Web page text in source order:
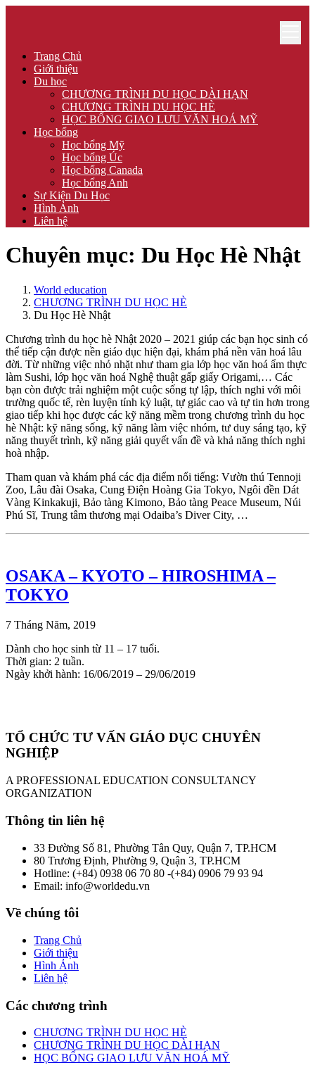
Trang Chủ
Giới thiệu
Du học
CHƯƠNG TRÌNH DU HỌC DÀI HẠN
CHƯƠNG TRÌNH DU HỌC HÈ
HỌC BỔNG GIAO LƯU VĂN HOÁ MỸ
Học bổng
Học bổng Mỹ
Học bổng Úc
Học bổng Canada
Học bổng Anh
Sự Kiện Du Học
Hình Ảnh
Liên hệ
Chuyên mục: Du Học Hè Nhật
World education
CHƯƠNG TRÌNH DU HỌC HÈ
Du Học Hè Nhật
Chương trình du học hè Nhật 2020 – 2021 giúp các bạn học sinh có
thể tiếp cận được nền giáo dục hiện đại, khám phá nền văn hoá lâu
đời. Từ những việc nhỏ nhặt như tham gia lớp học văn hoá ẩm thực
làm Sushi, lớp học văn hoá Nghệ thuật gấp giấy Origami,… Các
bạn còn được trải nghiệm một cuộc sống tự lập, thích nghi với môi
trường quốc tế, rèn luyện tính kỷ luật, tự giác cao và tự tin hơn trong
giao tiếp khi học được các kỹ năng mềm trong chương trình du học
hè Nhật: kỹ năng sống, kỹ năng làm việc nhóm, tư duy sáng tạo, kỹ
năng thuyết trình, kỹ năng giải quyết vấn đề và khả năng thích nghi
hoà nhập.
Tham quan và khám phá các địa điểm nổi tiếng: Vườn thú Tennoji
Zoo, Lâu đài Osaka, Cung Điện Hoàng Gia Tokyo, Ngôi đền Dát
Vàng Kinkakuji, Bảo tàng Kimono, Bảo tàng Peace Museum, Núi
Phú Sĩ, Trung tâm thương mại Odaiba’s Diver City, …
OSAKA – KYOTO – HIROSHIMA –
TOKYO
7 Tháng Năm, 2019
Dành cho học sinh từ 11 – 17 tuổi.
Thời gian: 2 tuần.
Ngày khởi hành: 16/06/2019 – 29/06/2019
TỔ CHỨC TƯ VẤN GIÁO DỤC CHUYÊN
NGHIỆP
A PROFESSIONAL EDUCATION CONSULTANCY
ORGANIZATION
Thông tin liên hệ
33 Đường Số 81, Phường Tân Quy, Quận 7, TP.HCM
80 Trương Định, Phường 9, Quận 3, TP.HCM
Hotline: (+84) 0938 06 70 80 -(+84) 0906 79 93 94
Email: info@worldedu.vn
Về chúng tôi
Trang Chủ
Giới thiệu
Hình Ảnh
Liên hệ
Các chương trình
CHƯƠNG TRÌNH DU HỌC HÈ
CHƯƠNG TRÌNH DU HỌC DÀI HẠN
HỌC BỔNG GIAO LƯU VĂN HOÁ MỸ